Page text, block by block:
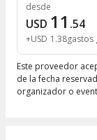
desde
USD 11 .54
+USD 1 .38gastos
Este proveedor
de la fecha
organizador o